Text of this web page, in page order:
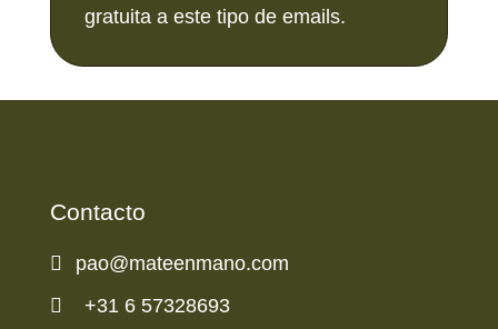
gratuita a este tipo de emails.
Contacto

pao@mateenmano.com

+31 6 57328693